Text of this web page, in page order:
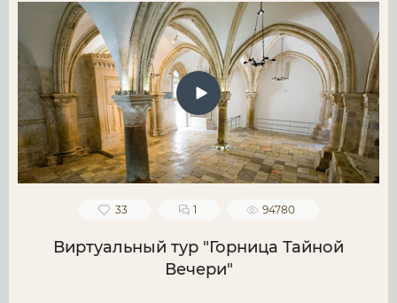
33 1 94780
Виртуальный тур "Горница Тайной
Вечери"